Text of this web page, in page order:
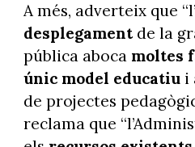
A més, adverteix que
desplegament de la
pública aboca moltes
únic model educatiui
de projectes
reclama que